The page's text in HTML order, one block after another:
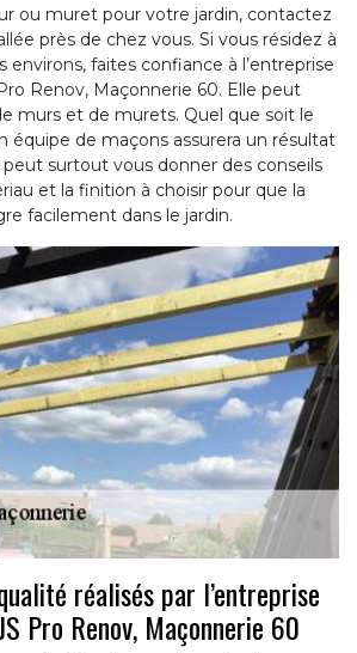
ou muret pour votre jardin, contactez
près de chez vous. Si vous résidez à
environs, faites confiance à l’entreprise
Renov, Maçonnerie 60. Elle peut
murs et de murets. Quel que soit le
équipe de maçons assurera un résultat
peut surtout vous donner des conseils
et la finition à choisir pour que la
facilement dans le jardin.
réalisés par l’entreprise
Pro Renov, Maçonnerie 60